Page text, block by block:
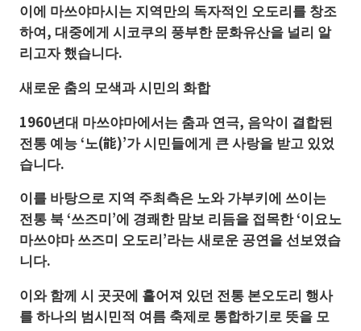
이에 마쓰야마시는 지역만의 독자적인 오도리를 창조
하여, 대중에게 시코쿠의 풍부한 문화유산을 널리 알
리고자 했습니다.
새로운 춤의 모색과시민의 화합
1960년대 마쓰야마에서는 춤과 연극, 음악이 결합된
전통 예능 ‘노(能)’가 시민들에게 큰 사랑을 받고 있었
습니다.
이를 바탕으로 지역 주최측은 노와 가부키에 쓰이는
전통 북 ‘쓰즈미’에 경쾌한 맘보 리듬을 접목한 ‘이요노
마쓰야마 쓰즈미 오도리’라는 새로운 공연을 선보였습
니다.
이와 함께 시 곳곳에 흩어져 있던 전통 본오도리 행사
를 하나의 범시민적 여름 축제로 통합하기로 뜻을 모